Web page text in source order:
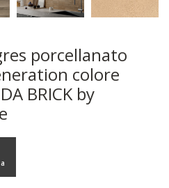
porcellanato
colore
BRICK by